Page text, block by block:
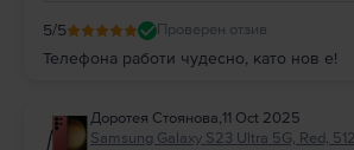
5/5 Проверен отзив
Телефона работи чудесно, като нов е!
Доротея Стоянова,11 Oct 2025
Samsung Galaxy S23 Ultra 5G, Red,